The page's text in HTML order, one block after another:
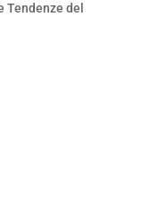
Tendenze del